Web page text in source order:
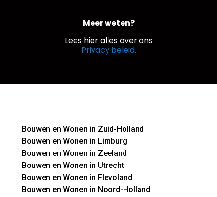
Meer weten?
Lees hier alles over ons
Privacy beleid.
Bouwen en Wonen in Zuid-Holland
Bouwen en Wonen in Limburg
Bouwen en Wonen in Zeeland
Bouwen en Wonen in Utrecht
Bouwen en Wonen in Flevoland
Bouwen en Wonen in Noord-Holland